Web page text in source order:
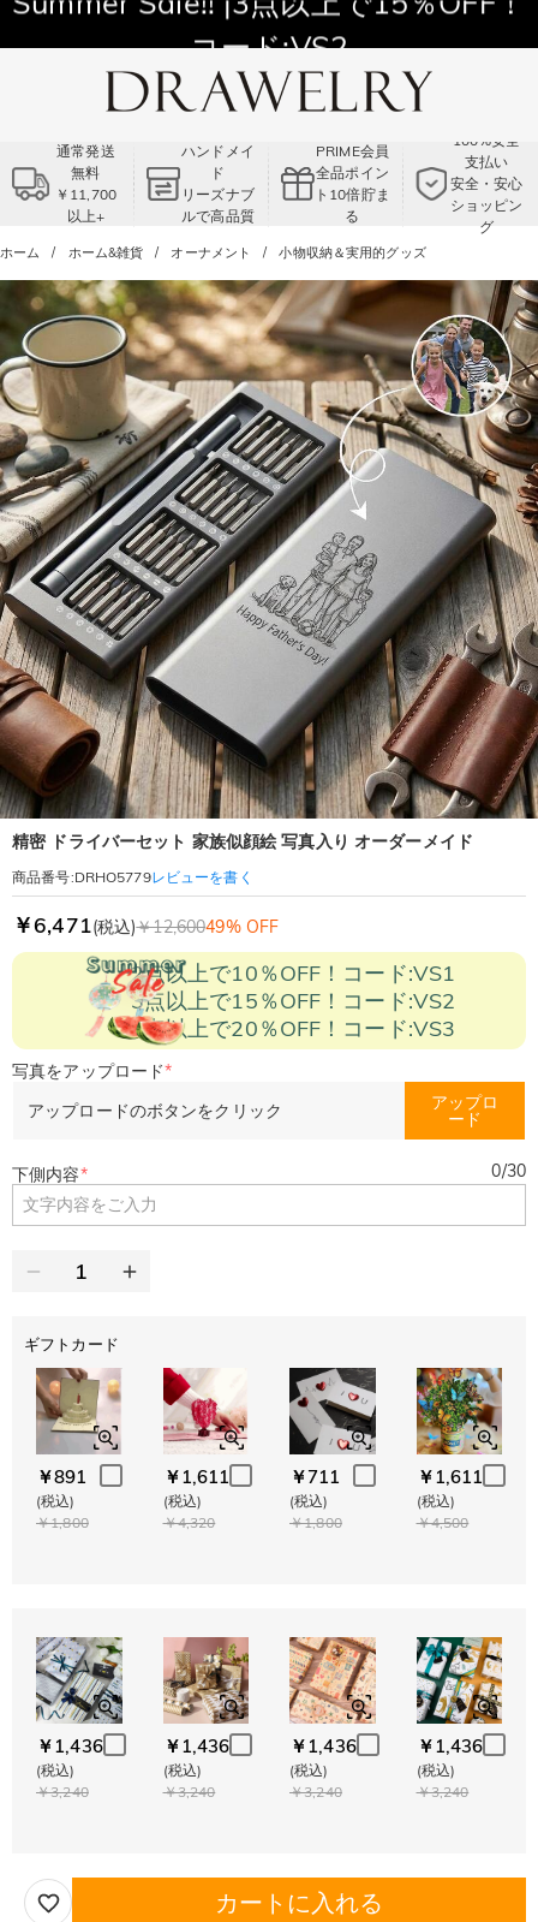
11,700円以上通常配送無料！
Summer Sale!! |3点以上で15％OFF！
コード:VS2
通常発送
無料
￥11,700
以上+
ハンドメイ
ド
リーズナブ
ルで高品質
PRIME会員
全品ポイン
ト10倍貯ま
る
100%安全
支払い
安全・安心
ショッピン
グ
ホーム ホーム&雑貨 オーナメント 小物収納＆実用的グッズ
精密 ドライバーセット 家族似顔絵 写真入り オーダーメイド
商品番号:DRHO5779レビューを書く
￥6,471(税込)￥12,60049% OFF
2点以上で10％OFF！コード:VS1
3点以上で15％OFF！コード:VS2
5点以上で20％OFF！コード:VS3
写真をアップロード*
アップロードのボタンをクリック
アップロ
ード
下側内容* 0/30
ギフトカード
￥891
(税込)
￥1,800
￥1,611
(税込)
￥4,320
￥711
(税込)
￥1,800
￥1,611
(税込)
￥4,500
￥1,436
(税込)
￥3,240
￥1,436
(税込)
￥3,240
￥1,436
(税込)
￥3,240
￥1,436
(税込)
￥3,240
カートに入れる